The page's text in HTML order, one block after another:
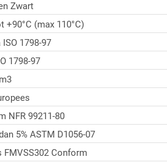
Zwart
+90°C (max 110°C)
1798-97
1798-97
NFR 99211-80
5% ASTM D1056-07
FMVSS302 Conform